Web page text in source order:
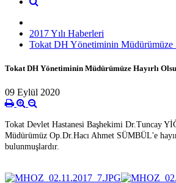
2017 Yılı Haberleri
Tokat DH Yönetiminin Müdürümüze
Tokat DH Yönetiminin Müdürümüze Hayırlı
09 Eylül 2020
Tokat Devlet Hastanesi Başhekimi Dr.Tuncay
Müdürümüz Op.Dr.Hacı Ahmet SÜMBÜL'e
bulunmuşlardır.